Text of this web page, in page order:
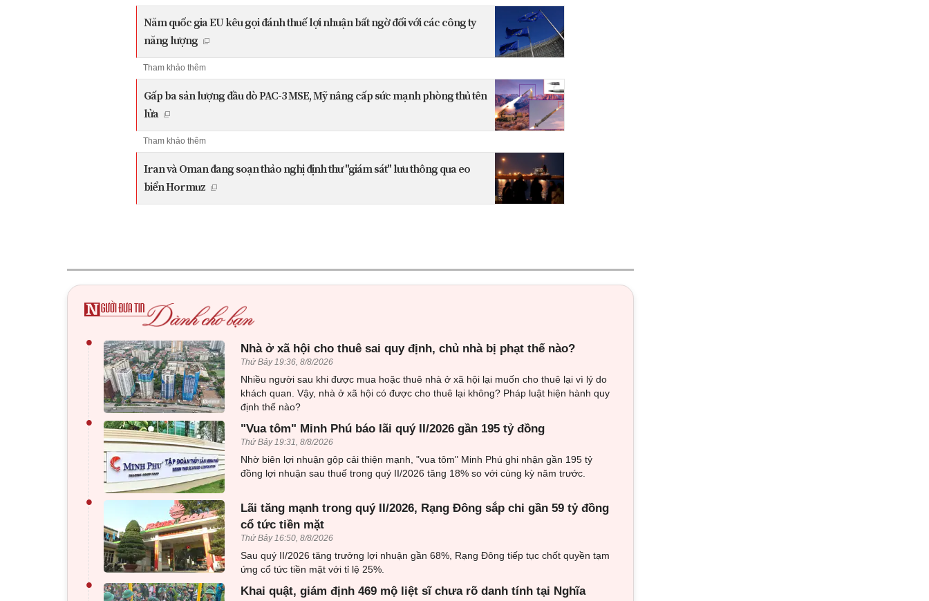
Năm quốc gia EU kêu gọi đánh thuế lợi nhuận bất ngờ đối với các công ty
năng lượng
Tham khảo thêm
Gấp ba sản lượng đầu dò PAC-3 MSE, Mỹ nâng cấp sức mạnh phòng thủ tên
lửa
Tham khảo thêm
Iran và Oman đang soạn thảo nghị định thư "giám sát" lưu thông qua eo
biển Hormuz
• Nhà ở xã hội cho thuê sai quy định, chủ nhà bị phạt thế nào?
Thứ Bảy 19:36, 8/8/2026
Nhiều người sau khi được mua hoặc thuê nhà ở xã hội lại muốn cho thuê lại vì lý do
khách quan. Vậy, nhà ở xã hội có được cho thuê lại không? Pháp luật hiện hành quy
định thế nào?
• "Vua tôm" Minh Phú báo lãi quý II/2026 gần 195 tỷ đồng
Thứ Bảy 19:31, 8/8/2026
Nhờ biên lợi nhuận gộp cải thiện mạnh, "vua tôm" Minh Phú ghi nhận gần 195 tỷ
đồng lợi nhuận sau thuế trong quý II/2026 tăng 18% so với cùng kỳ năm trước.
•
Lãi tăng mạnh trong quý II/2026, Rạng Đông sắp chi gần 59 tỷ đồng
cổ tức tiền mặt
Thứ Bảy 16:50, 8/8/2026
Sau quý II/2026 tăng trưởng lợi nhuận gần 68%, Rạng Đông tiếp tục chốt quyền tạm
ứng cổ tức tiền mặt với tỉ lệ 25%.
•
Khai quật, giám định 469 mộ liệt sĩ chưa rõ danh tính tại Nghĩa